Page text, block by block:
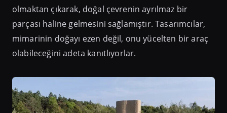
olmaktan çıkarak, doğal çevrenin ayrılmaz bir
parçası haline gelmesini sağlamıştır. Tasarımcılar,
mimarinin doğayı ezen değil, onu yücelten bir araç
olabileceğini adeta kanıtlıyorlar.